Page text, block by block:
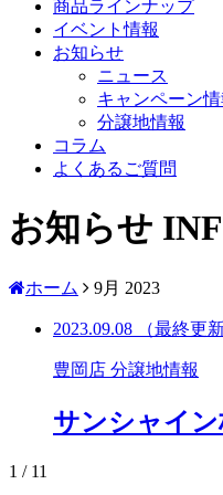
商品ラインナップ
イベント情報
お知らせ
ニュース
キャンペーン情
分譲地情報
コラム
よくあるご質問
お知らせ
ホーム 9月 2023
2023.09.08 （最終更
豊岡店 分譲地情報
サンシャイン
1 / 11